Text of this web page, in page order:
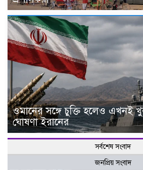
ওমানের সঙ্গে চুক্তি হলেও এখনই
ঘোষণা ইরানের
সর্বশেষ সংবাদ
জনপ্রিয় সংবাদ